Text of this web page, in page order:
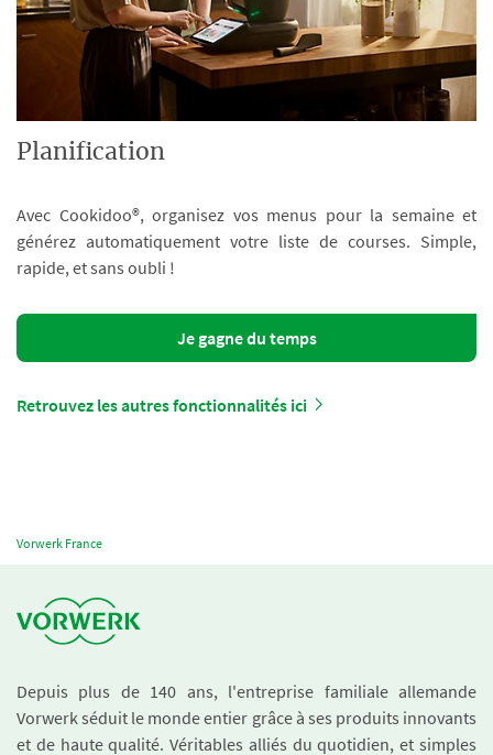
Planification
Avec Cookidoo®, organisez vos menus pour la semaine et
générez automatiquement votre liste de courses. Simple,
rapide, et sans oubli !
Je gagne du temps
Retrouvez les autres fonctionnalités ici
Vorwerk France
Depuis plus de 140 ans, l'entreprise familiale allemande
Vorwerk séduit le monde entier grâce à ses produits innovants
et de haute qualité. Véritables alliés du quotidien, et simples